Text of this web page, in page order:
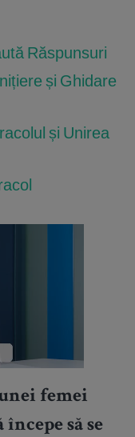
Răspunsuri
și Ghidare
și Unirea
femei
să se